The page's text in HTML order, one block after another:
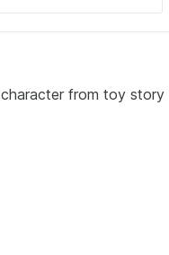
from toy story